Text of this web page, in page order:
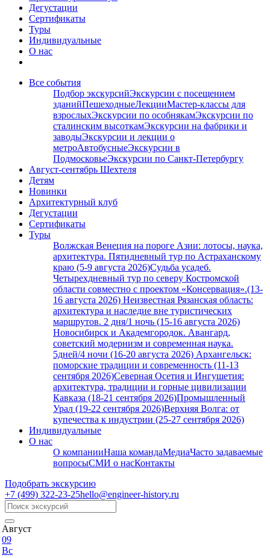
Дегустации
Сертификаты
Туры
Индивидуальные
О нас
Все события
Подбор экскурсийЭкскурсии с посещением
зданийПешеходныеЛекцииМастер-классы для
взрослыхЭкскурсии по особнякамЭкскурсии по
сталинским высоткамЭкскурсии на фабрики и
заводыЭкскурсии и лекции о
метроАвтобусныеЭкскурсии в
ПодмосковьеЭкскурсии по Санкт-Петербургу
Август-сентябрь Шехтеля
Детям
Новинки
Архитектурный клуб
Дегустации
Сертификаты
Туры
Волжская Венеция на пороге Азии: лотосы, наука,
архитектура. Пятидневный тур по Астраханскому
краю (5-9 августа 2026)Судьба усадеб.
Четырехдневный тур по северу Костромской
области совместно с проектом «Консервация».(13-
16 августа 2026) Неизвестная Рязанская область:
архитектура и наследие вне туристических
маршрутов. 2 дня/1 ночь (15-16 августа 2026)
Новосибирск и Академгородок. Авангард,
советский модернизм и современная наука.
5дней/4 ночи (16-20 августа 2026) Архангельск:
поморские традиции и современность (11-13
сентября 2026)Северная Осетия и Ингушетия:
архитектура, традиции и горные цивилизации
Кавказа (18-21 сентября 2026)Промышленный
Урал (19-22 сентября 2026)Верхняя Волга: от
купечества к индустрии (25-27 сентября 2026)
Индивидуальные
О нас
О компанииНаша командаМедиаЧасто задаваемые
вопросыСМИ о насКонтакты
Подобрать экскурсию
+7 (499) 322-23-25hello@engineer-history.ru
Август
09
Вс